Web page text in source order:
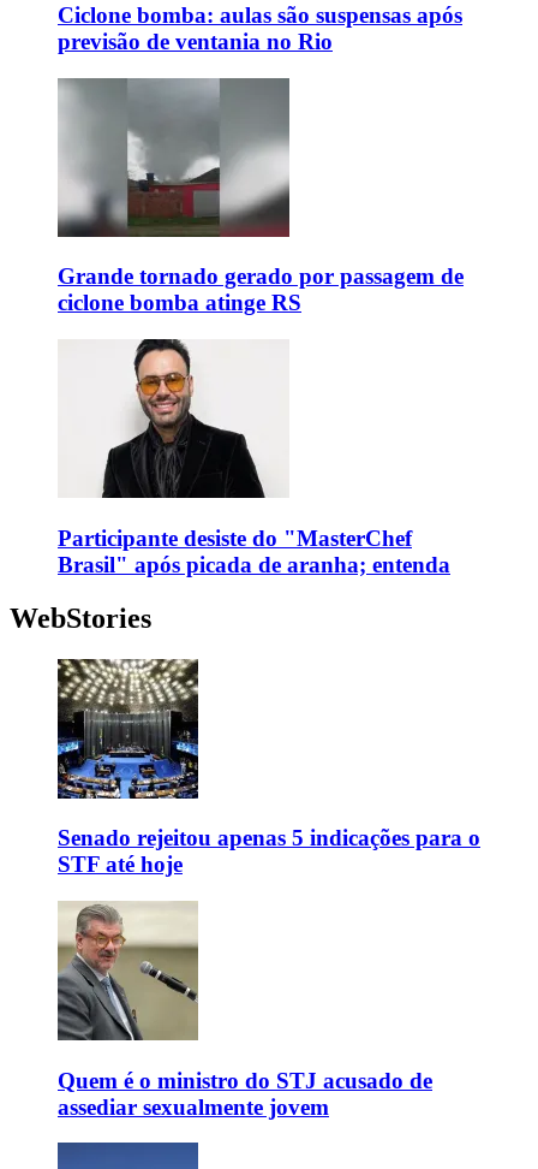
Ciclone bomba: aulas são suspensas após
previsão de ventania no Rio
Grande tornado gerado por passagem de
ciclone bomba atinge RS
Participante desiste do "MasterChef
Brasil" após picada de aranha; entenda
WebStories
Senado rejeitou apenas 5 indicações para o
STF até hoje
Quem é o ministro do STJ acusado de
assediar sexualmente jovem